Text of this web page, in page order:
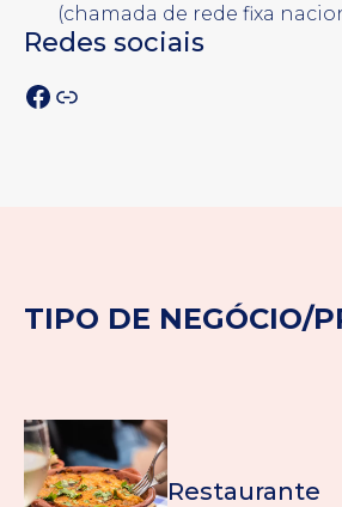
(chamada de rede fixa
Redes sociais
Facebook Ligação
TIPO DE NEGÓCIO/
Restaurante